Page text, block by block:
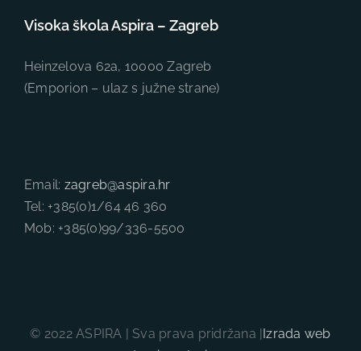
Visoka škola Aspira – Zagreb
Heinzelova 62a, 10000 Zagreb
(Emporion – ulaz s južne strane)
Email: zagreb@aspira.hr
Tel: +385(0)1/64 46 360
Mob: +385(0)99/336-5500
© 2022 ASPIRA | Sva prava pridržana |Izrada web